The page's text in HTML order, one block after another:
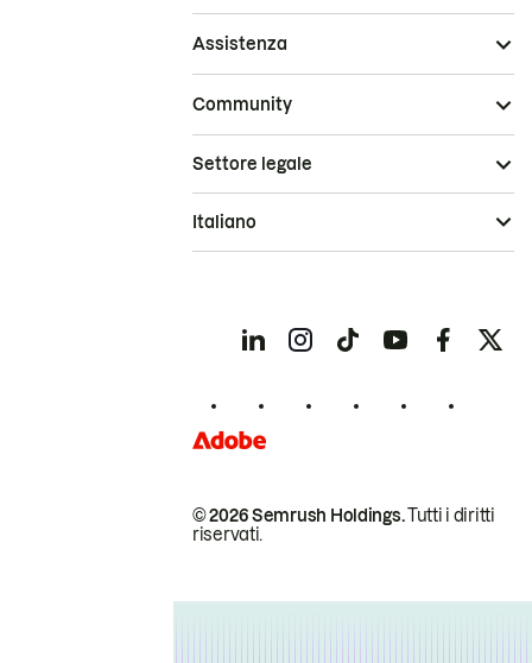
Assistenza
Community
© 2026 Semrush Holdings.Tutti i diritti
riservati.
Settore legale
Italiano